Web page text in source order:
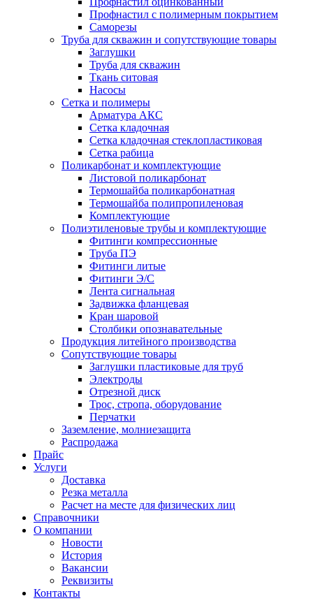
Профнастил с полимерным покрытием
Саморезы
Труба для скважин и сопутствующие товары
Заглушки
Труба для скважин
Ткань ситовая
Насосы
Сетка и полимеры
Арматура АКС
Сетка кладочная
Сетка кладочная стеклопластиковая
Сетка рабица
Поликарбонат и комплектующие
Листовой поликарбонат
Термошайба поликарбонатная
Термошайба полипропиленовая
Комплектующие
Полиэтиленовые трубы и комплектующие
Фитинги компрессионные
Труба ПЭ
Фитинги литые
Фитинги Э/С
Лента сигнальная
Задвижка фланцевая
Кран шаровой
Столбики опознавательные
Продукция литейного производства
Сопутствующие товары
Заглушки пластиковые для труб
Электроды
Отрезной диск
Трос, стропа, оборудование
Перчатки
Заземление, молниезащита
Распродажа
Прайс
Услуги
Доставка
Резка металла
Расчет на месте для физических лиц
Справочники
О компании
Новости
История
Вакансии
Реквизиты
Контакты